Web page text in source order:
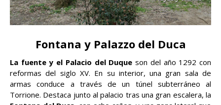
Fontana y Palazzo del Duca
La fuente y el Palacio del Duqueson del año 1292 con
reformas del siglo XV. En su interior, una gran sala de
armas conduce a través de un túnel subterráneo al
Torrione. Destaca junto al palacio tras una gran escalera, la